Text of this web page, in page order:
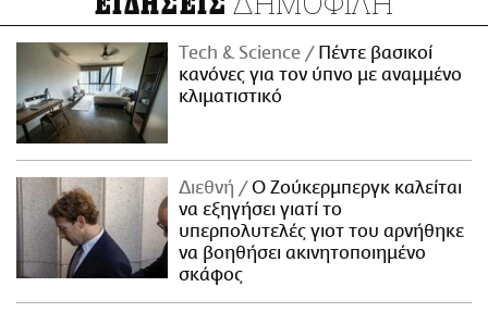
Τech & Science
Πέντε βασικοί
κανόνες για τον ύπνο με αναμμένο
κλιματιστικό
Διεθνή
Ο Ζούκερμπεργκ καλείται
να εξηγήσει γιατί το
υπερπολυτελές γιοτ του αρνήθηκε
να βοηθήσει ακινητοποιημένο
σκάφος